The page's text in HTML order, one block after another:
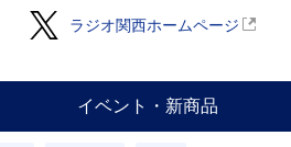
ラジオ関西ホームページ
イベント・新商品